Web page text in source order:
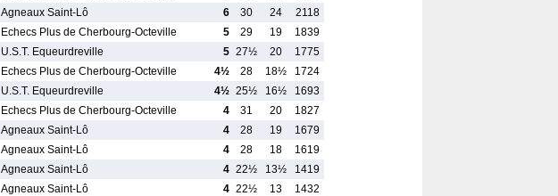
Agneaux Saint-Lô 6 30 24
2118
Echecs Plus de Cherbourg-Octeville 5 29 19
1839
U.S.T. Equeurdreville 5 27½ 20
1775
Echecs Plus de Cherbourg-Octeville 4½ 28 18½
1724
U.S.T. Equeurdreville 4½ 25½ 16½
1693
Echecs Plus de Cherbourg-Octeville 4 31 20
1827
Agneaux Saint-Lô 4 28 19
1679
Agneaux Saint-Lô 4 28 18
1619
Agneaux Saint-Lô 4 22½ 13½
1419
Agneaux Saint-Lô 4 22½ 13
1432